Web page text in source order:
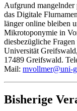
Aufgrund mangelnder
das Digitale
länger online bleiben
Mikrotoponymie in
diesbezügliche
Universität
17489 Greifswald.
Mail: mvollmer@uni-
Bisherige